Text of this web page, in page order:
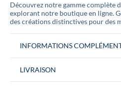
Découvrez notre gamme complète
explorant notre boutique en ligne.
des créations distinctives pour des
INFORMATIONS
LIVRAISON